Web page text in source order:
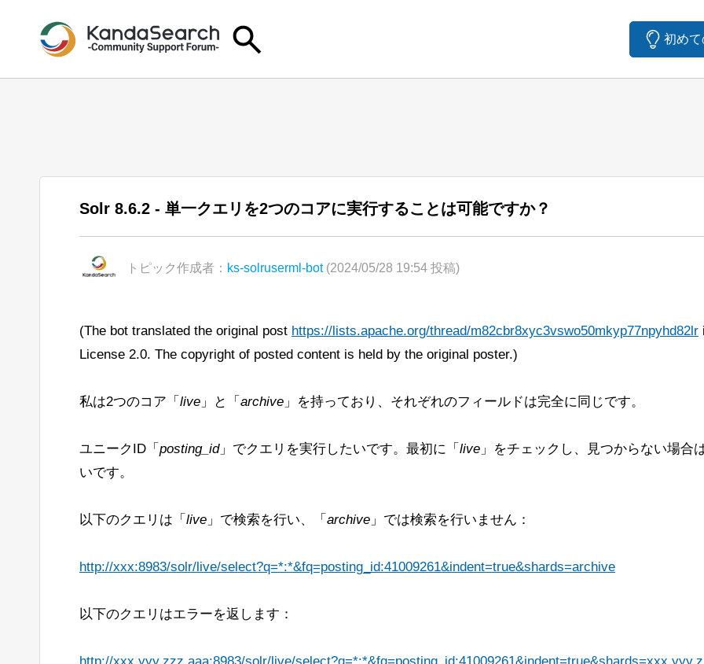
初め
Solr 8.6.2 - 単一クエリを2つのコアに実行することは可能ですか？
トピック作成者： ks-solruserml-bot (2024/05/28 19:54 投稿)
(The bot translated the original post https://lists.apache.org/thread/m82cbr8xyc3vswo50mkyp77npyhd82lr
License 2.0. The copyright of posted content is held by the original poster.)
私は2つのコア「 live 」と「 archive 」を持っており、それぞれのフィールドは完全に同じです。
ユニークID「 posting_id」でクエリを実行したいです。最初に「 live 」をチェックし、見つからない場合
いです。
以下のクエリは「 live 」で検索を行い、「 archive 」では検索を行いません：
http://xxx:8983/solr/live/select?q=*:*&fq=posting_id:41009261&indent=true&shards=archive
以下のクエリはエラーを返します：